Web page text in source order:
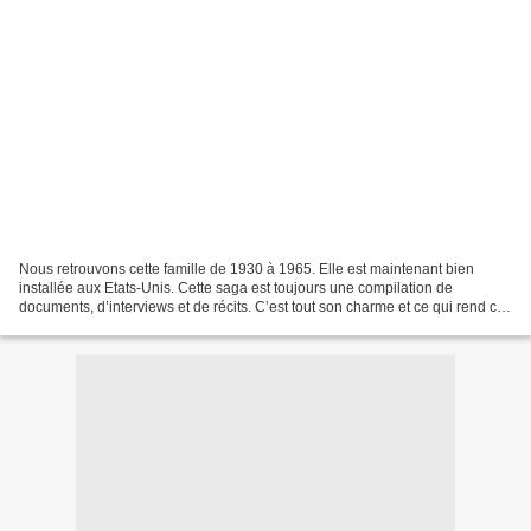
Nous retrouvons cette famille de 1930 à 1965. Elle est maintenant bien
installée aux Etats-Unis. Cette saga est toujours une compilation de
documents, d’interviews et de récits. C’est tout son charme et ce qui rend ce